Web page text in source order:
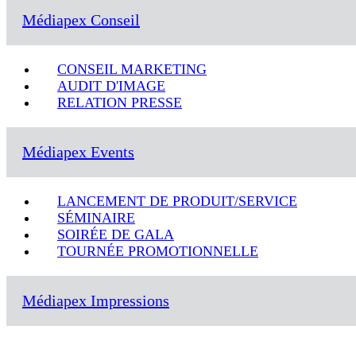
Médiapex Conseil
CONSEIL MARKETING
AUDIT D'IMAGE
RELATION PRESSE
Médiapex Events
LANCEMENT DE PRODUIT/SERVICE
SÉMINAIRE
SOIRÉE DE GALA
TOURNÉE PROMOTIONNELLE
Médiapex Impressions